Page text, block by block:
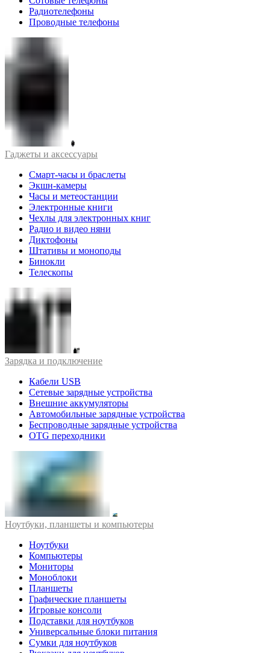
Радиотелефоны
Проводные телефоны
Гаджеты и аксессуары
Смарт-часы и браслеты
Экшн-камеры
Часы и метеостанции
Электронные книги
Чехлы для электронных книг
Радио и видео няни
Диктофоны
Штативы и моноподы
Бинокли
Телескопы
Зарядка и подключение
Кабели USB
Сетевые зарядные устройства
Внешние аккумуляторы
Автомобильные зарядные устройства
Беспроводные зарядные устройства
OTG переходники
Ноутбуки, планшеты и компьютеры
Ноутбуки
Компьютеры
Мониторы
Моноблоки
Планшеты
Графические планшеты
Игровые консоли
Подставки для ноутбуков
Универсальные блоки питания
Сумки для ноутбуков